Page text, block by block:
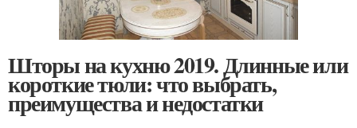
Шторы на кухню 2019. Длинные или
короткие тюли: что выбрать,
преимущества и недостатки